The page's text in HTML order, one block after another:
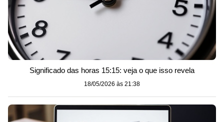
Significado das horas 15:15: veja o que isso revela
18/05/2026 às 21:38